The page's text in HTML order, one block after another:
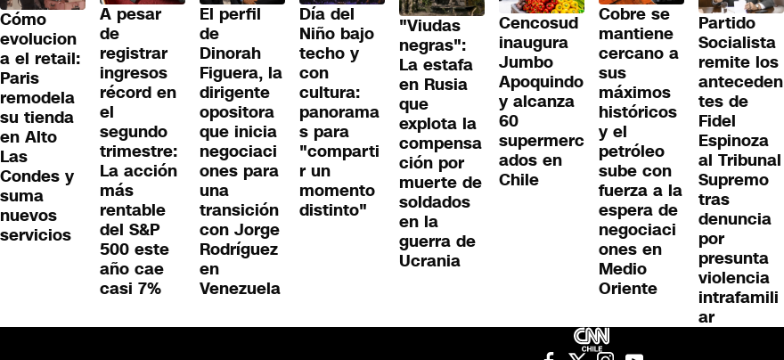
Cómo
evolucion
a el retail:
Paris
remodela
su tienda
en Alto
Las
Condes y
suma
nuevos
servicios
A pesar
de
registrar
ingresos
récord en
el
segundo
trimestre:
La acción
más
rentable
del S&P
500 este
año cae
casi 7%
El perfil
de
Dinorah
Figuera, la
dirigente
opositora
que inicia
negociaci
ones para
una
transición
con Jorge
Rodríguez
en
Venezuela
Día del
Niño bajo
techo y
con
cultura:
panorama
s para
"comparti
r un
momento
distinto"
"Viudas
negras":
La estafa
en Rusia
que
explota la
compensa
ción por
muerte de
soldados
en la
guerra de
Ucrania
Cencosud
inaugura
Jumbo
Apoquindo
y alcanza
60
supermerc
ados en
Chile
Cobre se
mantiene
cercano a
sus
máximos
históricos
y el
petróleo
sube con
fuerza a la
espera de
negociaci
ones en
Medio
Oriente
Partido
Socialista
remite los
anteceden
tes de
Fidel
Espinoza
al Tribunal
Supremo
tras
denuncia
por
presunta
violencia
intrafamili
ar